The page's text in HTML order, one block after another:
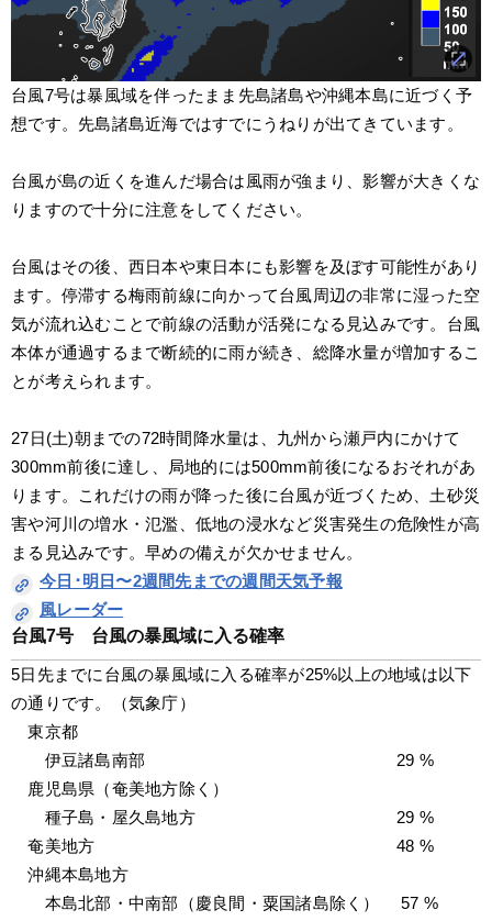
台風7号は暴風域を伴ったまま先島諸島や沖縄本島に近づく予
想です。先島諸島近海ではすでにうねりが出てきています。
台風が島の近くを進んだ場合は風雨が強まり、影響が大きくな
りますので十分に注意をしてください。
台風はその後、西日本や東日本にも影響を及ぼす可能性があり
ます。停滞する梅雨前線に向かって台風周辺の非常に湿った空
気が流れ込むことで前線の活動が活発になる見込みです。台風
本体が通過するまで断続的に雨が続き、総降水量が増加するこ
とが考えられます。
27日(土)朝までの72時間降水量は、九州から瀬戸内にかけて
300mm前後に達し、局地的には500mm前後になるおそれがあ
ります。これだけの雨が降った後に台風が近づくため、土砂災
害や河川の増水・氾濫、低地の浸水など災害発生の危険性が高
まる見込みです。早めの備えが欠かせません。
今日･明日〜2週間先までの週間天気予報
風レーダー
台風7号　台風の暴風域に入る確率
5日先までに台風の暴風域に入る確率が25%以上の地域は以下
の通りです。（気象庁）
東京都
伊豆諸島南部　　　　　　　　　　　　　　　29 %
鹿児島県（奄美地方除く）
種子島・屋久島地方　　　　　　　　　　　　29 %
奄美地方　　　　　　　　　　　　　　　　　　48 %
沖縄本島地方
本島北部・中南部（慶良間・粟国諸島除く）　 57 %